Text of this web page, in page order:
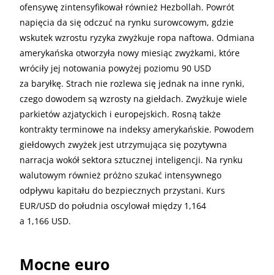
ofensywę zintensyfikował również Hezbollah. Powrót
napięcia da się odczuć na rynku surowcowym, gdzie
wskutek wzrostu ryzyka zwyżkuje ropa naftowa. Odmiana
amerykańska otworzyła nowy miesiąc zwyżkami, które
wróciły jej notowania powyżej poziomu 90 USD
za baryłkę. Strach nie rozlewa się jednak na inne rynki,
czego dowodem są wzrosty na giełdach. Zwyżkuje wiele
parkietów azjatyckich i europejskich. Rosną także
kontrakty terminowe na indeksy amerykańskie. Powodem
giełdowych zwyżek jest utrzymująca się pozytywna
narracja wokół sektora sztucznej inteligencji. Na rynku
walutowym również próżno szukać intensywnego
odpływu kapitału do bezpiecznych przystani. Kurs
EUR/USD do południa oscylował między 1,164
a 1,166 USD.
Mocne euro